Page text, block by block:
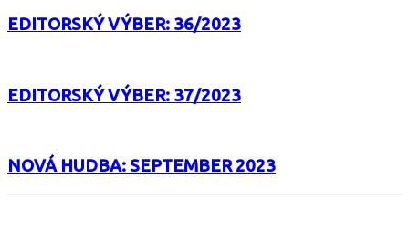
EDITORSKÝ VÝBER: 36/2023
EDITORSKÝ VÝBER: 37/2023
NOVÁ HUDBA: SEPTEMBER 2023